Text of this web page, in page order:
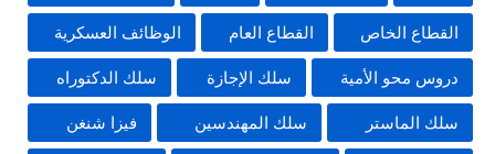
القطاع الخاص القطاع العام الوظائف العسكرية
دروس محو الأمية سلك الإجازة سلك الدكتوراه
سلك الماستر سلك المهندسين فيزا شنغن